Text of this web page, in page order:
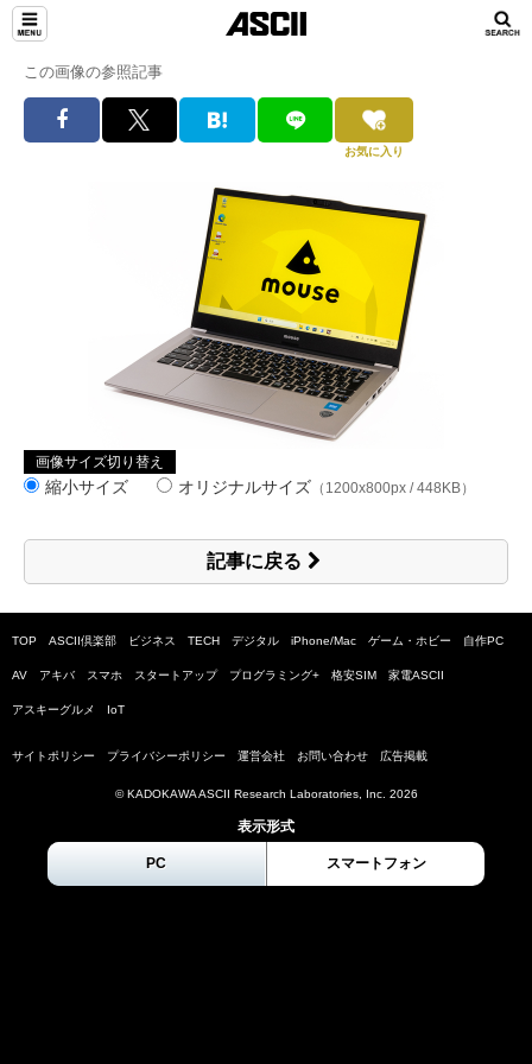
この画像の参照記事
お気に入り
画像サイズ切り替え
縮小サイズ オリジナルサイズ （1200x800px / 448KB）
記事に戻る
TOP ASCII倶楽部 ビジネス TECH デジタル iPhone/Mac ゲーム・ホビー 自作PC
AV アキバ スマホ スタートアップ プログラミング+ 格安SIM 家電ASCII
アスキーグルメ IoT
サイトポリシー プライバシーポリシー 運営会社 お問い合わせ 広告掲載
© KADOKAWA ASCII Research Laboratories, Inc. 2026
表示形式
PC スマートフォン